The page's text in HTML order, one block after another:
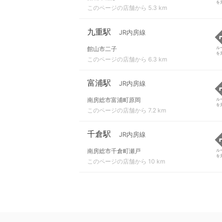
このページの店舗から 5.3 km
を
九重駅 JR内房線
館山市二子
このページの店舗から 6.3 km
ル
を
富浦駅 JR内房線
南房総市富浦町原岡
このページの店舗から 7.2 km
ル
を
千倉駅 JR内房線
南房総市千倉町瀬戸
このページの店舗から 10 km
ル
を